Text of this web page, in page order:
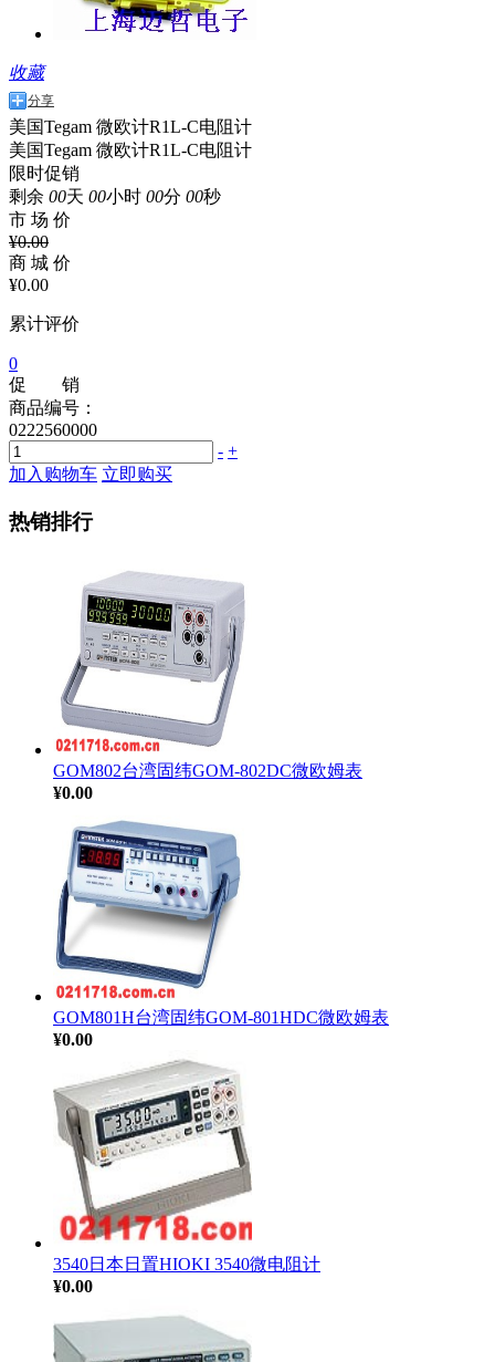
收藏
分享
美国Tegam 微欧计R1L-C电阻计
美国Tegam 微欧计R1L-C电阻计
限时促销
剩余 00天 00小时 00分 00秒
市 场 价
¥0.00
商 城 价
¥0.00
累计评价
0
促 销
商品编号：
0222560000
- +
加入购物车 立即购买
热销排行
GOM802台湾固纬GOM-802DC微欧姆表
¥0.00
GOM801H台湾固纬GOM-801HDC微欧姆表
¥0.00
3540日本日置HIOKI 3540微电阻计
¥0.00